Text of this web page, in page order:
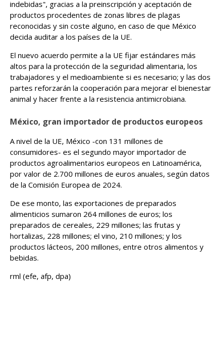
indebidas", gracias a la preinscripción y aceptación de
productos procedentes de zonas libres de plagas
reconocidas y sin coste alguno, en caso de que México
decida auditar a los países de la UE.
El nuevo acuerdo permite a la UE fijar estándares más
altos para la protección de la seguridad alimentaria, los
trabajadores y el medioambiente si es necesario; y las dos
partes reforzarán la cooperación para mejorar el bienestar
animal y hacer frente a la resistencia antimicrobiana.
México, gran importador de productos europeos
A nivel de la UE, México -con 131 millones de
consumidores- es el segundo mayor importador de
productos agroalimentarios europeos en Latinoamérica,
por valor de 2.700 millones de euros anuales, según datos
de la Comisión Europea de 2024.
De ese monto, las exportaciones de preparados
alimenticios sumaron 264 millones de euros; los
preparados de cereales, 229 millones; las frutas y
hortalizas, 228 millones; el vino, 210 millones; y los
productos lácteos, 200 millones, entre otros alimentos y
bebidas.
rml (efe, afp, dpa)